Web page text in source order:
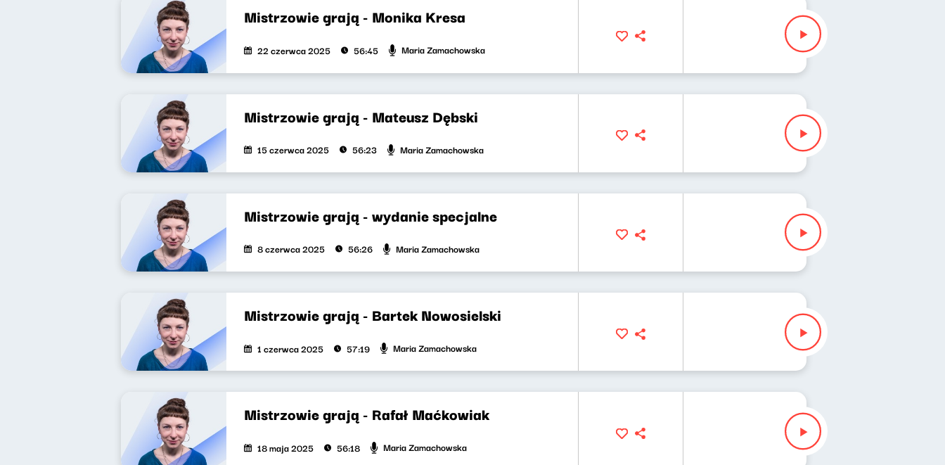
Mistrzowie grają - Monika Kresa
22 czerwca 2025 56:45 Maria Zamachowska
Mistrzowie grają - Mateusz Dębski
15 czerwca 2025 56:23 Maria Zamachowska
Mistrzowie grają - wydanie specjalne
8 czerwca 2025 56:26 Maria Zamachowska
Mistrzowie grają - Bartek Nowosielski
1 czerwca 2025 57:19 Maria Zamachowska
Mistrzowie grają - Rafał Maćkowiak
18 maja 2025 56:18 Maria Zamachowska